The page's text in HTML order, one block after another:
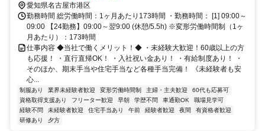
愛知県名古屋市港区
勤務時間 総労働時間：1ヶ月あたり173時間 ・勤務時間： [1] 09:00～
09:00 【24勤務】09:00～翌9:00 (休憩/5.5h) ※変形労働時間制（1ヶ
月あたり）：173時間
仕事内容 ◆当社で働くメリット！◆ ・未経験大歓迎！60歳以上の方
も応援！ ・直行直帰OK！ ・入社祝い金あり！ ・有給制度あり！ ・
そのほか、期末手当や住宅手当など各種手当完備！ 《未経験者も安
心...
制服あり 業界未経験者歓迎 変形労働時間制 主婦・主夫歓迎
60代も応募可
資格取得支援あり
フリーター歓迎 早朝 学歴不問 車通勤OK
職場見学可
経験不問
未経験者歓迎 住宅手当あり 午前 経験者歓迎 夜間
有資格者歓迎
研修あり
夕方